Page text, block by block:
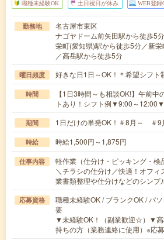
職種未経験OK 土日祝日が休み WEB登録
勤務地
名古屋市東区
ナゴヤドーム前矢田駅から徒歩5
栄町(愛知県)駅から徒歩5分／新
／高岳駅から徒歩5分
曜日頻度 好きな日1日～OK！＊希望シフト
時間
【1日3時間～も相談OK!】午前
トあり！シフト例▼9:00～
期間 1日だけの単発OK！＃8月～ ＃9
時給 時給1,500円～1,875円
仕事内容
軽作業（仕分け・ピッキング・検
＼チラシの仕分け／快適！オフ
業書類整理や仕分けなどのシン
応募資格
職種未経験OK / ブランクOK / パ
要
▼未経験OK！（副業歓迎☆）▼
持ちの方（業務連絡に使用）※応